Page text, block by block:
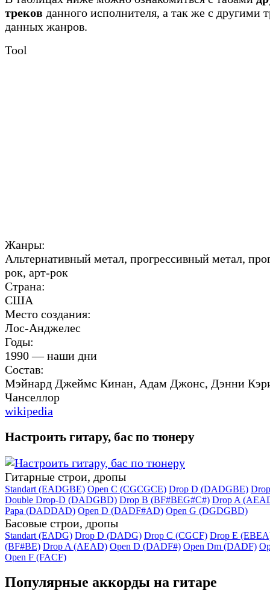
треков данного исполнителя, а так же с другими
данных жанров.
Tool
Жанры:
Альтернативный метал, прогрессивный метал,
рок, арт-рок
Страна:
США
Место создания:
Лос-Анджелес
Годы:
1990 — наши дни
Состав:
Мэйнард Джеймс Кинан, Адам Джонс, Дэнни
Чанселлор
wikipedia
Настроить гитару, бас по тюнеру
Гитарные строи, дропы
Standart (EADGBE) Open C (CGCGCE) Drop D (DADGBE)
Double Drop-D (DADGBD) Drop B (BF#BEG#C#) Drop A
Papa (DADDAD) Open D (DADF#AD) Open G (DGDGBD)
Басовые строи, дропы
Standart (EADG) Drop D (DADG) Drop C (CGCF) Drop E
(BF#BE) Drop A (AEAD) Open D (DADF#) Open Dm (DADF)
Open F (FACF)
Популярные аккорды на гитаре